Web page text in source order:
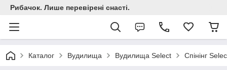
Рибачок. Лише перевірені снасті.
Каталог Вудилища Вудилища Select Спінінг